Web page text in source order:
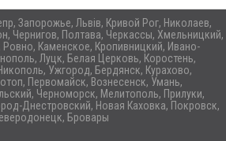
Запорожье, Львів, Кривой Рог, Николаев,
Чернигов, Полтава, Черкассы, Хмельницкий,
Каменское, Кропивницкий, Ивано-
Луцк, Белая Церковь, Коростень,
Ужгород, Бердянск, Курахово,
Первомайск, Вознесенск, Умань,
Черноморск, Мелитополь, Прилуки,
Днестровский, Новая Каховка, Покровск,
Бровары